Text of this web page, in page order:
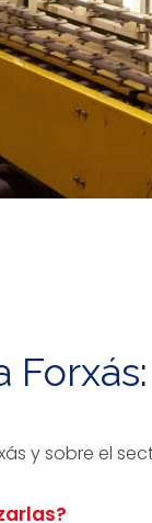
y sobre el